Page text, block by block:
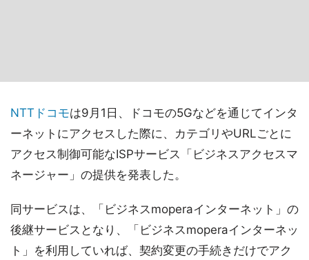
NTTドコモは9月1日、ドコモの5Gなどを通じてインタ
ーネットにアクセスした際に、カテゴリやURLごとに
アクセス制御可能なISPサービス「ビジネスアクセスマ
ネージャー」の提供を発表した。
同サービスは、「ビジネスmoperaインターネット」の
後継サービスとなり、「ビジネスmoperaインターネッ
ト」を利用していれば、契約変更の手続きだけでアク